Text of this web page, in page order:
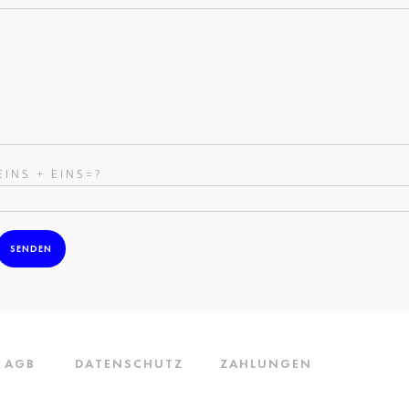
+ EINS=?
AGB DATENSCHUTZ ZAHLUNGEN